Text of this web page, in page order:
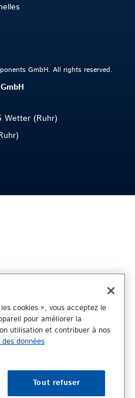
GmbH. All rights reserved.
Wetter (Ruhr)
cookies », vous acceptez le
pour améliorer la
utilisation et contribuer à nos
données
Tout refuser